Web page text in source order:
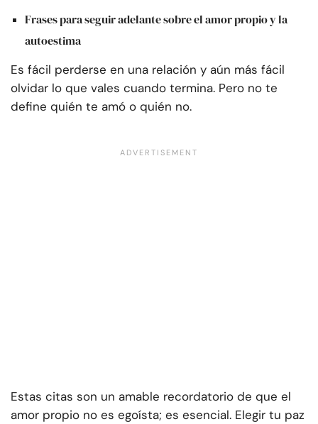
Frases para seguir adelante sobre el amor propio y la
autoestima
Es fácil perderse en una relación y aún más fácil
olvidar lo que vales cuando termina. Pero no te
define quién te amó o quién no.
Estas citas son un amable recordatorio de que el
amor propio no es egoísta; es esencial. Elegir tu paz